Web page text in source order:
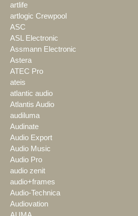
artlife
artlogic Crewpool
ASC
ASL Electronic
Assmann Electronic
Astera
ATEC Pro
ateis
atlantic audio
Atlantis Audio
audiluma
Audinate
Audio Export
Audio Music
Audio Pro
audio zenit
audio+frames
Audio-Technica
Audiovation